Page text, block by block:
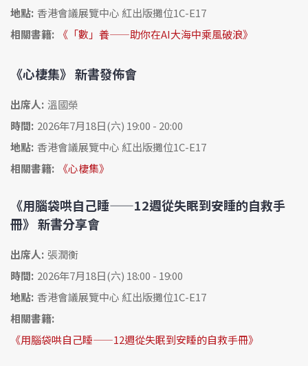
地點: 香港會議展覽中心 紅出版攤位1C-E17
相關書籍:
《「數」養——助你在AI大海中乘風破浪》
《心棲集》 新書發佈會
出席人: 溫國榮
時間: 2026年7月18日(六) 19:00 - 20:00
地點: 香港會議展覽中心 紅出版攤位1C-E17
相關書籍:
《心棲集》
《用腦袋哄自己睡——12週從失眠到安睡的自救手
冊》 新書分享會
出席人: 張潤衡
時間: 2026年7月18日(六) 18:00 - 19:00
地點: 香港會議展覽中心 紅出版攤位1C-E17
相關書籍:
《用腦袋哄自己睡——12週從失眠到安睡的自救手冊》